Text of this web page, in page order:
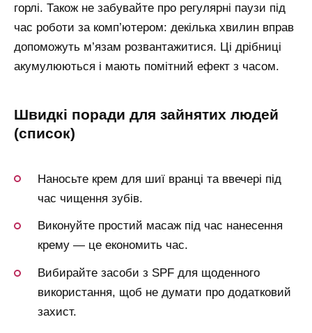
горлі. Також не забувайте про регулярні паузи під
час роботи за комп’ютером: декілька хвилин вправ
допоможуть м’язам розвантажитися. Ці дрібниці
акумулюються і мають помітний ефект з часом.
швидкі поради для зайнятих людей
(список)
Наносьте крем для шиї вранці та ввечері під
час чищення зубів.
Виконуйте простий масаж під час нанесення
крему — це економить час.
Вибирайте засоби з SPF для щоденного
використання, щоб не думати про додатковий
захист.